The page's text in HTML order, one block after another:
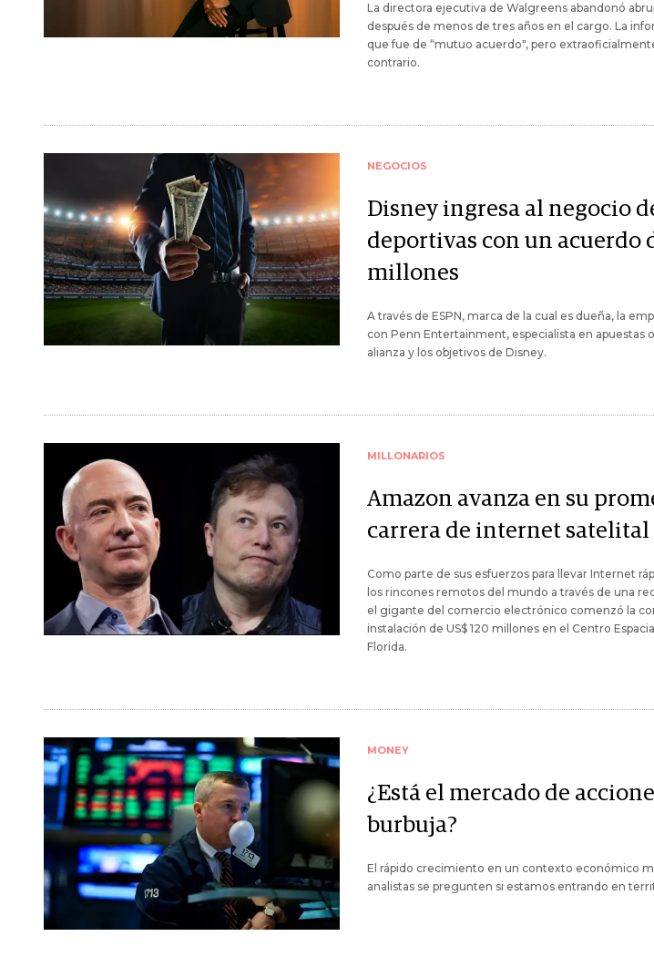
La directora ejecutiva de Walgreens abandonó
después de menos de tres años en el cargo. La
que fue de “mutuo acuerdo", pero
contrario.
NEGOCIOS
Disney ingresa al negocio
deportivas con un acuerdo
millones
A través de ESPN, marca de la cual es dueña, la
con Penn Entertainment, especialista en apuestas
alianza y los objetivos de Disney.
MILLONARIOS
Amazon avanza en su
carrera de internet satelital
Como parte de sus esfuerzos para llevar Internet
los rincones remotos del mundo a través de una
el gigante del comercio electrónico comenzó la
instalación de US$ 120 millones en el Centro
Florida.
MONEY
¿Está el mercado de
burbuja?
El rápido crecimiento en un contexto económico
analistas se pregunten si estamos entrando en